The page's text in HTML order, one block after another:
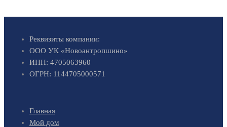
Реквизиты компании:
ООО УК «Новоантропшино»
ИНН: 4705063960
ОГРН: 1144705000571
Главная
Мой дом